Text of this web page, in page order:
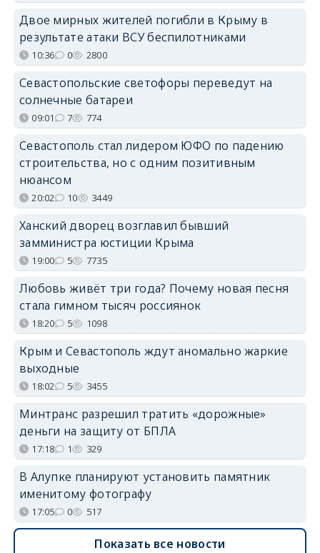
Двое мирных жителей погибли в Крыму в
результате атаки ВСУ беспилотниками
10:36 0 2800
Севастопольские светофоры переведут на
солнечные батареи
09:01 7 774
Севастополь стал лидером ЮФО по падению
строительства, но с одним позитивным
нюансом
20:02 10 3449
Ханский дворец возглавил бывший
замминистра юстиции Крыма
19:00 5 7735
Любовь живёт три года? Почему новая песня
стала гимном тысяч россиянок
18:20 5 1098
Крым и Севастополь ждут аномально жаркие
выходные
18:02 5 3455
Минтранс разрешил тратить «дорожные»
деньги на защиту от БПЛА
17:18 1 329
В Алупке планируют установить памятник
именитому фотографу
17:05 0 517
Показать все новости